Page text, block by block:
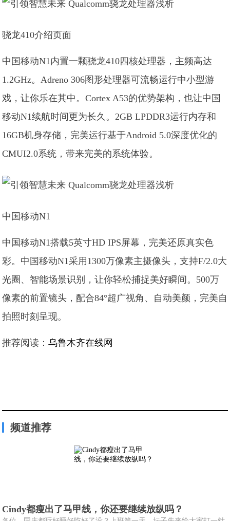
骁龙410介绍页面
中国移动N1内置一颗骁龙410四核处理器，主频高达
1.2GHz。Adreno 306图形处理器可流畅运行中小型游
戏，让你乐在其中。Cortex A53的优势架构，也让中国
移动N1续航时间更为长久。2GB LPDDR3运行内存和
16GB机身存储，完美运行基于Android 5.0深度优化的
CMUI2.0系统，带来完美的系统体验。
中国移动N1
中国移动N1搭载5英寸HD IPS屏幕，完美还原真实色
彩。中国移动N1采用1300万像素主摄像头，支持F/2.0大
光圈、智能场景识别，让你轻松捕捉美好瞬间。500万
像素的前置镜头，配合84°超广视角、自动美颜，完美自
拍照时刻呈现。
推荐阅读：乌鲁木齐在线网
频道推荐
Cindy都瘦出了马甲线，你还要继续放纵吗？